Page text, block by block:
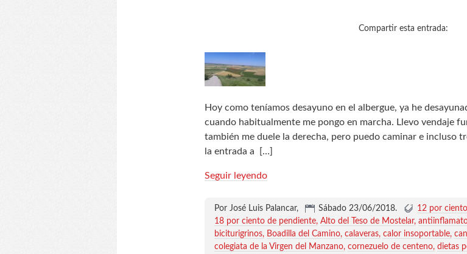
Compartir esta entrada:
Hoy como teníamos desayuno en el albergue, ya he
cuando habitualmente me pongo en marcha. Llevo vendaje
también me duele la derecha, pero puedo caminar e incluso
la entrada a
[…]
Seguir leyendo
Por José Luis Palancar, Sábado 23/06/2018.
12 por
18 por ciento de pendiente Alto del Teso de Mostelar
biciturigrinos
Boadilla del Camino calaveras calor insoportable
colegiata de la Virgen del Manzano cornezuelo de centeno dietas